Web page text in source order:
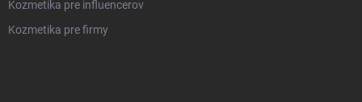
Kozmetika pre influencerov
Kozmetika pre firmy